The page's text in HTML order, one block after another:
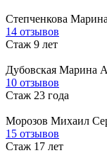
Степченкова
14 отзывов
Стаж 9 лет
Дубовская Марина
10 отзывов
Стаж 23 года
Морозов Михаил
15 отзывов
Стаж 17 лет